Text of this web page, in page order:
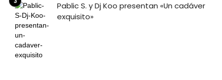
Pablic S. y Dj Koo presentan «Un cadáver
exquisito»